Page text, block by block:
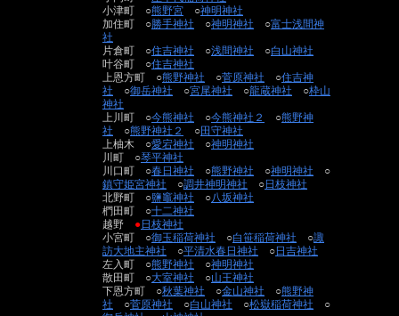
小津町 ○熊野宮 ○神明神社
加住町 ○勝手神社 ○神明神社 ○富士浅間神
社
片倉町 ○住吉神社 ○浅間神社 ○白山神社
叶谷町 ○住吉神社
上恩方町 ○熊野神社 ○菅原神社 ○住吉神
社 ○御岳神社 ○宮尾神社 ○龍蔵神社 ○枠山
神社
上川町 ○今熊神社 ○今熊神社２ ○熊野神
社 ○熊野神社２ ○田守神社
上柚木 ○愛宕神社 ○神明神社
川町 ○琴平神社
川口町 ○春日神社 ○熊野神社 ○神明神社 ○
鎮守姫宮神社 ○調井神明神社 ○日枝神社
北野町 ○鹽竈神社 ○八坂神社
椚田町 ○十二神社
越野 ●日枝神社
小宮町 ○御玉稲荷神社 ○白笹稲荷神社 ○諏
訪大地主神社 ○平清水春日神社 ○日吉神社
左入町 ○熊野神社 ○神明神社
散田町 ○大室神社 ○山王神社
下恩方町 ○秋葉神社 ○金山神社 ○熊野神
社 ○菅原神社 ○白山神社 ○松嶽稲荷神社 ○